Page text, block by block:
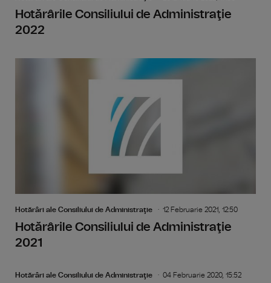
Hotărârile Consiliului de Administraţie
2022
Hotărâri ale Consiliului de Administraţie 12 Februarie 2021, 12:50
Hotărârile Consiliului de Administraţie
2021
Hotărâri ale Consiliului de Administraţie 04 Februarie 2020, 15:52